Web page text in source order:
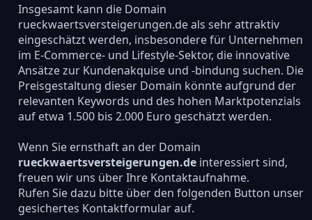
Insgesamt kann die Domain
rueckwaertsversteigerungen.de als sehr attraktiv
eingeschätzt werden, insbesondere für Unternehmen
im E-Commerce- und Lifestyle-Sektor, die innovative
Ansätze zur Kundenakquise und -bindung suchen. Die
Preisgestaltung dieser Domain könnte aufgrund der
relevanten Keywords und des hohen Marktpotenzials
auf etwa 1.500 bis 2.000 Euro geschätzt werden.
Wenn Sie ernsthaft an der Domain
rueckwaertsversteigerungen.deinteressiert sind,
freuen wir uns über Ihre Kontaktaufnahme.
Rufen Sie dazu bitte über den folgenden Button unser
gesichertes Kontaktformular auf.